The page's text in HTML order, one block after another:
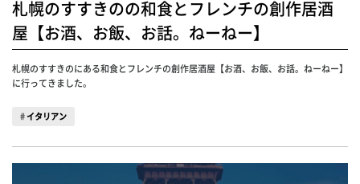
札幌のすすきのの和食とフレンチの創作居酒
屋【お酒、お飯、お話。ねーねー】
札幌のすすきのにある和食とフレンチの創作居酒屋【お酒、お飯、お話。ねーねー】
に行ってきました。
イタリアン